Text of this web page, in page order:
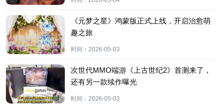
《元梦之星》鸿蒙版正式上线，开启治愈萌
趣之旅
时间： 2026-05-03
次世代MMO端游《上古世纪2》首测来了，
还有另一款续作曝光
时间： 2026-05-03